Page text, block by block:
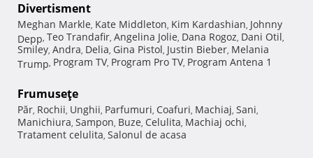
Divertisment
Meghan Markle, Kate Middleton, Kim Kardashian, Johnny
Depp, Teo Trandafir, Angelina Jolie, Dana Rogoz, Dani Otil,
Smiley, Andra, Delia, Gina Pistol, Justin Bieber, Melania
Trump, Program TV, Program Pro TV, Program Antena 1
Frumuseţe
Păr, Rochii, Unghii, Parfumuri, Coafuri, Machiaj, Sani,
Manichiura, Sampon, Buze, Celulita, Machiaj ochi,
Tratament celulita, Salonul de acasa